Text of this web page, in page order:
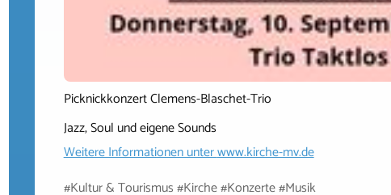
Picknickkonzert Clemens-Blaschet-Trio
Jazz, Soul und eigene Sounds
Weitere Informationen unterwww.kirche-mv.de
#Kultur & Tourismus #Kirche #Konzerte #Musik